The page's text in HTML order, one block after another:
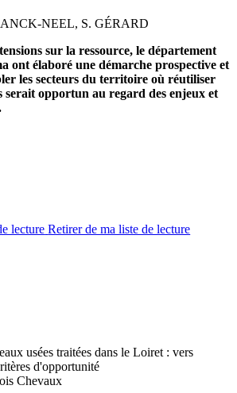
NEEL, S. GÉRARD
sur la ressource, le département
ont élaboré une démarche prospective et
les secteurs du territoire où réutiliser
serait opportun au regard des enjeux et
lecture Retirer de ma liste de lecture
Chevaux